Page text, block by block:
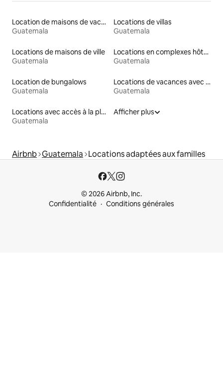
Location de maisons de vacances
Guatemala
Locations de villas
Guatemala
Locations de maisons de ville
Guatemala
Locations en complexes hôteliers
Guatemala
Location de bungalows
Guatemala
Locations de vacances avec piscine
Guatemala
Locations avec accès à la plage
Guatemala
Afficher plus
Airbnb Guatemala Locations adaptées aux familles
© 2026 Airbnb, Inc.
Confidentialité
Conditions générales